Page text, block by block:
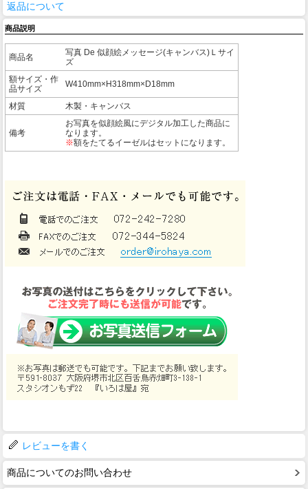
返品について
商品説明
商品名
写真 De 似顔絵メッセージ(キャンバス)Ｌサイ
ズ
額サイズ・作
品サイズ
W410mm×H318mm×D18mm
材質 木製・キャンバス
備考
お写真を似顔絵風にデジタル加工した商品に
なります。
※額をたてるイーゼルはセットになります。
レビューを書く
商品についてのお問い合わせ